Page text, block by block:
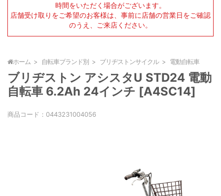
時間をいただく場合がございます。
店舗受け取りをご希望のお客様は、事前に店舗の営業日をご確認
のうえ、ご来店ください。
ホーム 自転車ブランド別 ブリヂストンサイクル 電動自転車
ブリヂストン アシスタU STD24 電動
自転車 6.2Ah 24インチ [A4SC14]
商品コード： 0443231004056